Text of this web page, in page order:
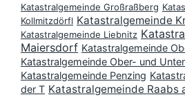
Katastralgemeinde Großraßberg
Kollmitzdörfl Katastralgemeinde
Katastralgemeinde Liebnitz
Maiersdorf Katastralgemeinde
Katastralgemeinde Ober- und
Katastralgemeinde Penzing
der T Katastralgemeinde Raabs